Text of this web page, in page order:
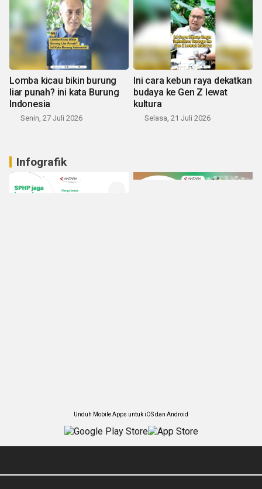
Lomba kicau bikin burung
liar punah? ini kata Burung
Indonesia
Senin, 27 Juli 2026
Ini cara kebun raya dekatkan
budaya ke Gen Z lewat
kultura
Selasa, 21 Juli 2026
Infografik
Unduh Mobile Apps untuk iOS dan Android